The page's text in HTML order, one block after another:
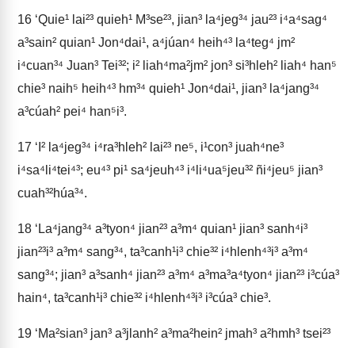
16 ‘Quie¹ lai²³ quieh¹ M³se²³, jian³ la⁴jeg³⁴ jau²³ i⁴a⁴sag⁴
a³sain² quian¹ Jon⁴dai¹, a⁴júan⁴ heih⁴³ la⁴teg⁴ jm²
i⁴cuan³⁴ Juan³ Tei³²; i² liah⁴ma²jm² jon³ si³hleh² liah⁴ han⁵
chie³ naih⁵ heih⁴³ hm³⁴ quieh¹ Jon⁴dai¹, jian³ la⁴jang³⁴
a³cúah² pei⁴ han⁵i³.
17 ‘I² la⁴jeg³⁴ i⁴ra³hleh² lai²³ ne⁵, i¹con³ juah⁴ne³
i⁴sa⁴li⁴tei⁴³; eu⁴³ pi¹ sa⁴jeuh⁴³ i⁴li⁴ua⁵jeu³² ñi⁴jeu⁵ jian³
cuah³²húa³⁴.
18 ‘La⁴jang³⁴ a³tyon⁴ jian²³ a³m⁴ quian¹ jian³ sanh⁴i³
jian²³i³ a³m⁴ sang³⁴, ta³canh¹i³ chie³² i⁴hlenh⁴³i³ a³m⁴
sang³⁴; jian³ a³sanh⁴ jian²³ a³m⁴ a³ma³a⁴tyon⁴ jian²³ i³cúa³
hain⁴, ta³canh¹i³ chie³² i⁴hlenh⁴³i³ i³cúa³ chie³.
19 ‘Ma²sian³ jan³ a³jlanh² a³ma²hein² jmah³ a²hmh³ tsei²³